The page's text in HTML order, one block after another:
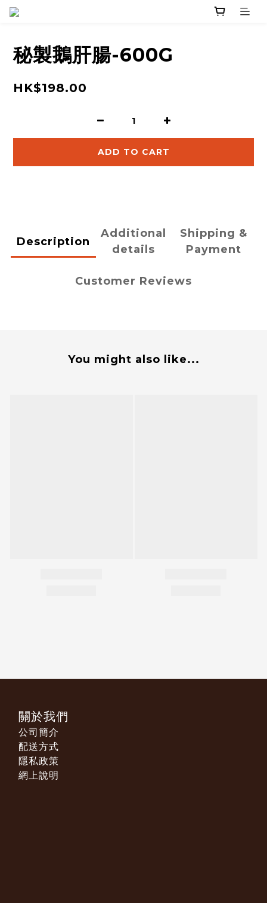
秘製鵝肝腸-600G
HK$198.00
ADD TO CART
Description
Additional
details
Shipping &
Payment
Customer Reviews
You might also like...
關於我們
公司簡介
配送方式
隱私政策
網上說明